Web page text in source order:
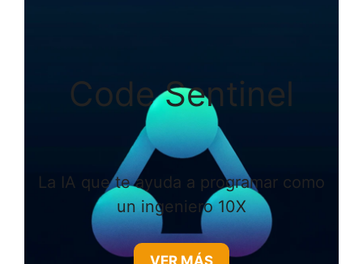
Code Sentinel
La IA que te ayuda a programar como
un ingeniero 10X